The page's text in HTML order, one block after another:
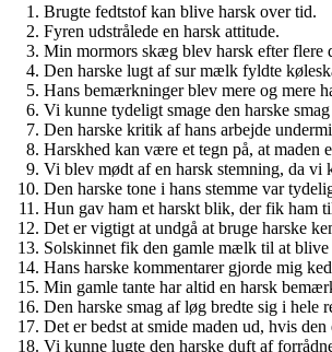
Brugte fedtstof kan blive harsk over tid.
Fyren udstrålede en harsk attitude.
Min mormors skæg blev harsk efter flere
Den harske lugt af sur mælk fyldte
Hans bemærkninger blev mere og mere
Vi kunne tydeligt smage den harske
Den harske kritik af hans arbejde
Harskhed kan være et tegn på, at maden
Vi blev mødt af en harsk stemning, da vi
Den harske tone i hans stemme var
Hun gav ham et harskt blik, der fik ham
Det er vigtigt at undgå at bruge harske
Solskinnet fik den gamle mælk til at blive
Hans harske kommentarer gjorde mig
Min gamle tante har altid en harsk
Den harske smag af løg bredte sig i hele
Det er bedst at smide maden ud, hvis
Vi kunne lugte den harske duft af